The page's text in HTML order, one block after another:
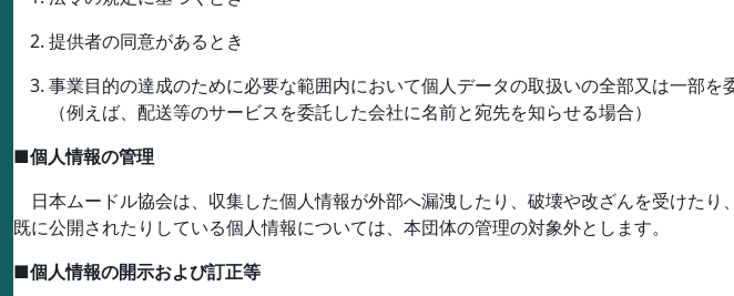
提供者の同意があるとき
事業目的の達成のために必要な範囲内において個人データの取扱いの全部又は一部を
（例えば、配送等のサービスを委託した会社に名前と宛先を知らせる場合）
■個人情報の管理
日本ムードル協会は、収集した個人情報が外部へ漏洩したり、破壊や改ざんを受けた
既に公開されたりしている個人情報については、本団体の管理の対象外とします。
■個人情報の開示および訂正等